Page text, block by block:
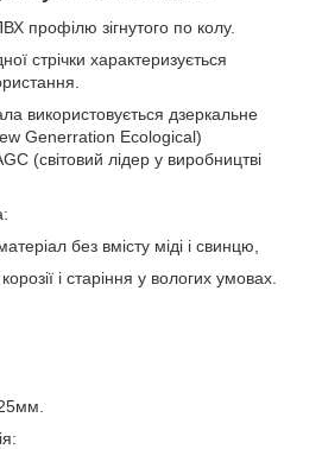
профілю зігнутого по колу.
стрічки характеризується
використовується дзеркальне
Generration Ecological)
(світовий лідер у виробництві
без вмісту міді і свинцю,
і старіння у вологих умовах.